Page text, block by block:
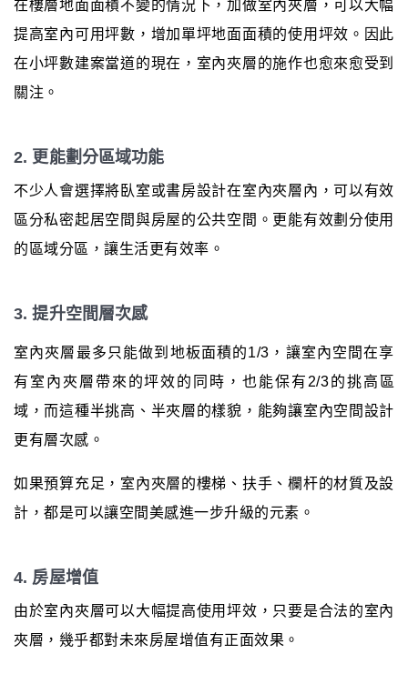
在樓層地面面積不變的情況下，加做室內夾層，可以大幅
提高室內可用坪數，增加單坪地面面積的使用坪效。因此
在小坪數建案當道的現在，室內夾層的施作也愈來愈受到
關注。
2. 更能劃分區域功能
不少人會選擇將臥室或書房設計在室內夾層內，可以有效
區分私密起居空間與房屋的公共空間。更能有效劃分使用
的區域分區，讓生活更有效率。
3. 提升空間層次感
室內夾層最多只能做到地板面積的1/3，讓室內空間在享
有室內夾層帶來的坪效的同時，也能保有2/3的挑高區
域，而這種半挑高、半夾層的樣貌，能夠讓室內空間設計
更有層次感。
如果預算充足，室內夾層的樓梯、扶手、欄杆的材質及設
計，都是可以讓空間美感進一步升級的元素。
4. 房屋增值
由於室內夾層可以大幅提高使用坪效，只要是合法的室內
夾層，幾乎都對未來房屋增值有正面效果。